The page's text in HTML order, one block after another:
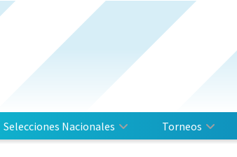
Selecciones Nacionales Torneos